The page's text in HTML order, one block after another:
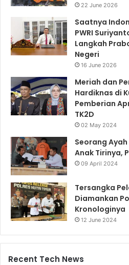
22 June 2026
Saatnya
PWRI
Langkah
Negeri
16 June 2026
Meriah dan
Hardiknas di
Pemberian
TK2D
02 May 2024
Seorang
Anak Tirinya,
09 April 2024
Tersangka
Diamankan
Kronologinya
12 June 2024
Recent Tech News